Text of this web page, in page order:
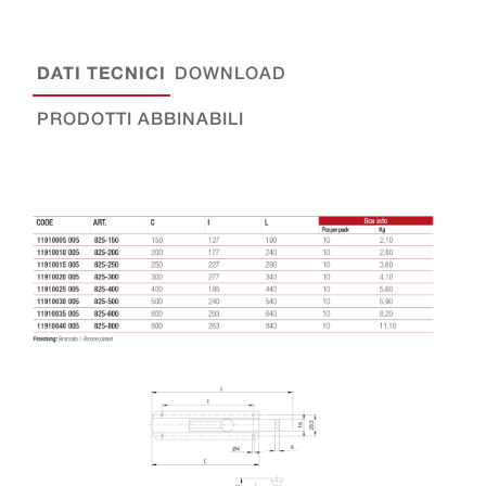
DATI TECNICI DOWNLOAD
PRODOTTI ABBINABILI